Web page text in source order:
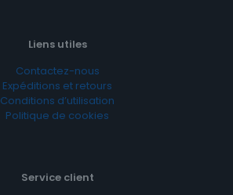
Liens utiles
Contactez-nous
Expéditions et retours
Conditions d’utilisation
Politique de cookies
Service client